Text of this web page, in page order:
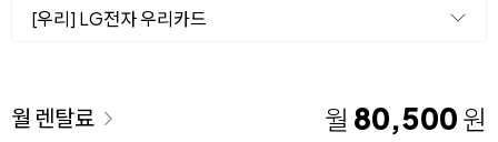
[우리] LG전자 우리카드
이용 요금
월 렌탈료 월 80,500 원